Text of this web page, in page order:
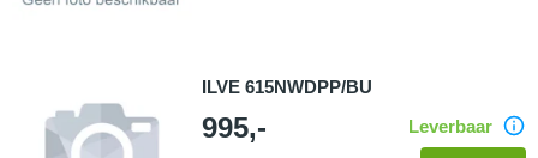
ILVE 615NWDPP/BU
995,- Leverbaar